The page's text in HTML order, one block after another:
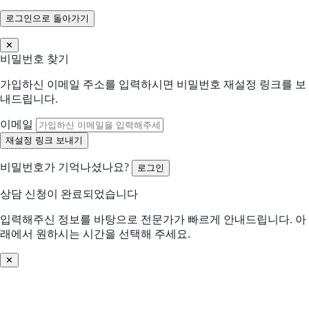
기존 솔루션을 대체하려고 함
어떤 점이 불편하신가요?
선택하신 내용을 바탕으로 더 적합한 제안을 드립니다
해당되는 항목을 선택해주세요 (복수 선택 가능)
수작업 많음
비교 후 결정 필요 프로세스 비효율
로그인으로 돌아가기
✕
비밀번호 찾기
가입하신 이메일 주소를 입력하시면 비밀번호 재설정 링크를 보
내드립니다.
이메일
비밀번호가 기억나셨나요? 로그인
상담 신청이 완료되었습니다
입력해주신 정보를 바탕으로 전문가가 빠르게 안내드립니다. 아
래에서 원하시는 시간을 선택해 주세요.
✕